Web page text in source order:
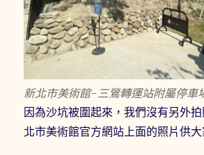
新北市美術館-三鶯轉運站附屬停車
因為沙坑被圍起來，我們沒有另外
北市美術館官方網站上面的照片供大